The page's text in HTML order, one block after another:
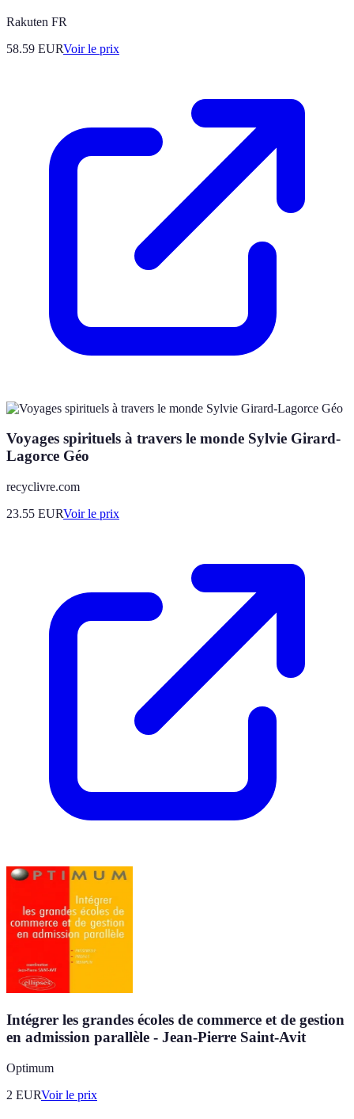
Rakuten FR
58.59 EURVoir le prix
Voyages spirituels à travers le monde Sylvie Girard-
Lagorce Géo
recyclivre.com
23.55 EURVoir le prix
Intégrer les grandes écoles de commerce et de gestion
en admission parallèle - Jean-Pierre Saint-Avit
Optimum
2 EURVoir le prix